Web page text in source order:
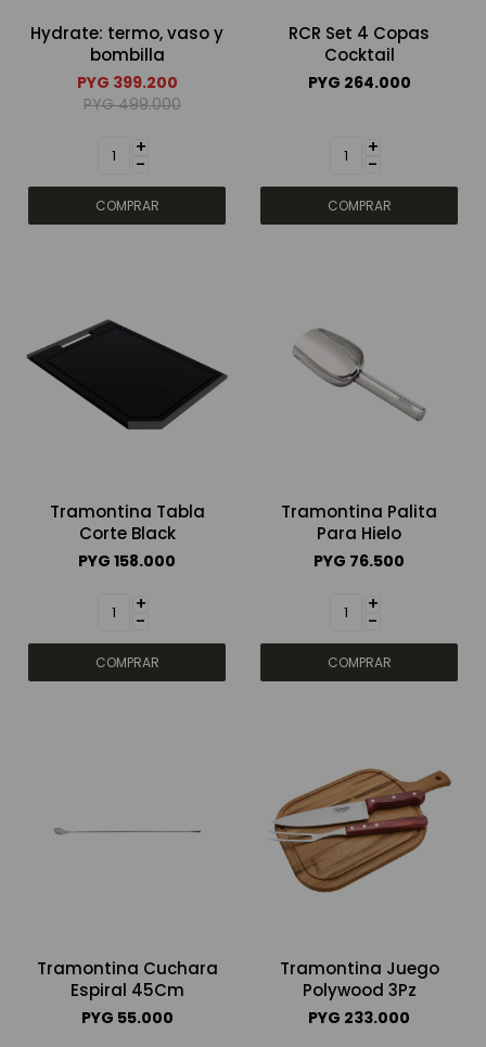
Hydrate: termo, vaso y
bombilla
PYG 399.200
PYG 499.000
+
-
RCR Set 4 Copas
Cocktail
PYG 264.000
+
-
Tramontina Tabla
Corte Black
PYG 158.000
+
-
Tramontina Palita
Para Hielo
PYG 76.500
+
-
Tramontina Cuchara
Espiral 45Cm
PYG 55.000
Tramontina Juego
Polywood 3Pz
PYG 233.000
Bebidas sin alcohol
Limpieza del hogar
Cuidado personal
Promociones